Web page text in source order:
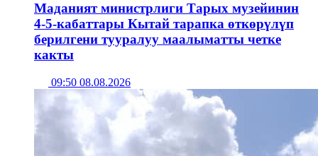
Маданият министрлиги Тарых музейинин
4-5-кабаттары Кытай тарапка өткөрүлүп
берилгени тууралуу маалыматты четке
какты
09:50 08.08.2026